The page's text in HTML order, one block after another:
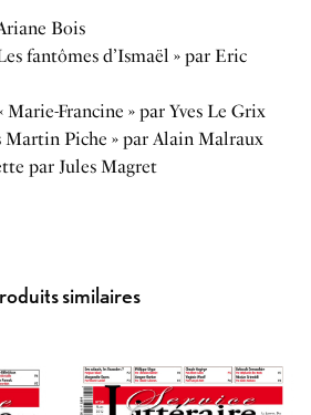
Bois
fantômes d’Ismaël » par Eric
Marie-Francine » par Yves Le Grix
Martin Piche » par Alain Malraux
par Jules Magret
similaires